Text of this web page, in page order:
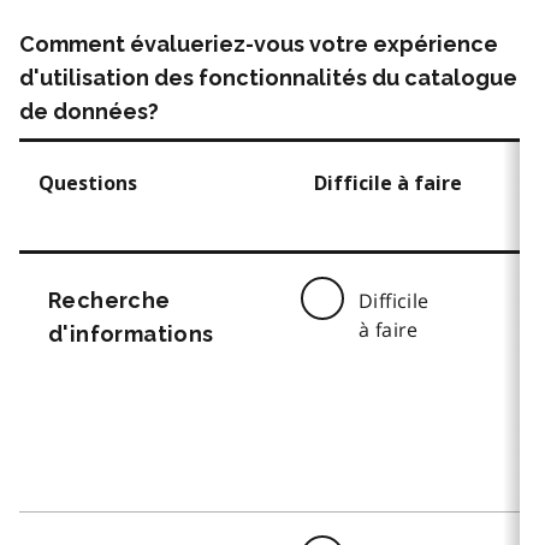
Comment évalueriez-vous votre expérience
d'utilisation des fonctionnalités du catalogue
de données?
Questions Difficile à faire
Recherche
d'informations
Difficile
à faire